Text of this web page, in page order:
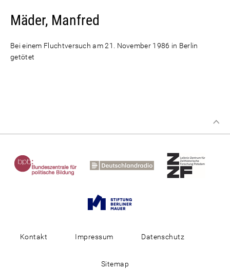
Mäder, Manfred
Bei einem Fluchtversuch am 21. November 1986 in Berlin
getötet
Kontakt Impressum Datenschutz
Sitemap